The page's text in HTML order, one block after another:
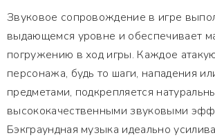
Звуковое сопровождение в игре
выдающемся уровне и обеспечивает
погружению в ход игры. Каждое
персонажа, будь то шаги, нападения
предметами, подкрепляется
высококачественными звуковыми
Бэкграундная музыка идеально